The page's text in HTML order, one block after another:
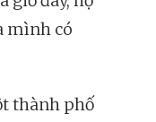
mình có
thành phố